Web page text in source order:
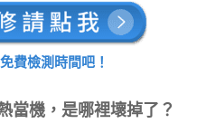
費檢測時間吧！
當機，是哪裡壞掉了？